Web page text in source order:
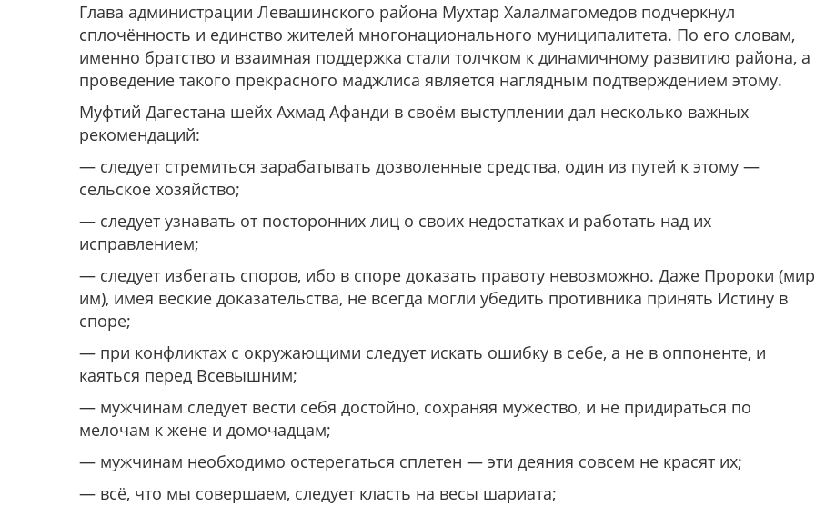
Глава администрации Левашинского района Мухтар Халалмагомедов подчеркнул
сплочённость и единство жителей многонационального муниципалитета. По его словам,
именно братство и взаимная поддержка стали толчком к динамичному развитию района, а
проведение такого прекрасного маджлиса является наглядным подтверждением этому.
Муфтий Дагестана шейх Ахмад Афанди в своём выступлении дал несколько важных
рекомендаций:
— следует стремиться зарабатывать дозволенные средства, один из путей к этому —
сельское хозяйство;
— следует узнавать от посторонних лиц о своих недостатках и работать над их
исправлением;
— следует избегать споров, ибо в споре доказать правоту невозможно. Даже Пророки (мир
им), имея веские доказательства, не всегда могли убедить противника принять Истину в
споре;
— при конфликтах с окружающими следует искать ошибку в себе, а не в оппоненте, и
каяться перед Всевышним;
— мужчинам следует вести себя достойно, сохраняя мужество, и не придираться по
мелочам к жене и домочадцам;
— мужчинам необходимо остерегаться сплетен — эти деяния совсем не красят их;
— всё, что мы совершаем, следует класть на весы шариата;